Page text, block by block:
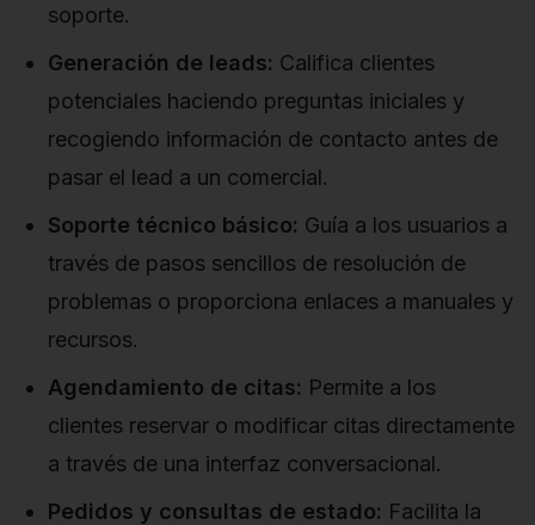
soporte.
Generación de leads: Califica clientes
potenciales haciendo preguntas iniciales y
recogiendo información de contacto antes de
pasar el lead a un comercial.
Soporte técnico básico: Guía a los usuarios a
través de pasos sencillos de resolución de
problemas o proporciona enlaces a manuales y
recursos.
Agendamiento de citas: Permite a los
clientes reservar o modificar citas directamente
a través de una interfaz conversacional.
Pedidos y consultas de estado: Facilita la